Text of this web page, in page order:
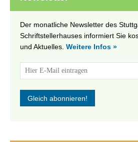
Der monatliche Newsletter des
Schriftstellerhauses informiert Sie
und Aktuelles. Weitere Infos »